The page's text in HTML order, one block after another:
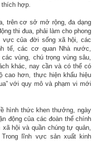
thích hợp.
trên cơ sở mở rộng, đa dạng
thi đua, phải làm cho phong
vực của đời sống xã hội, các
tế, các cơ quan Nhà nước,
vùng, chú trọng vùng sâu,
khác, nay cần và có thể có
cao hơn, thực hiện khẩu hiệu
với quy mô và phạm vi mới
hình thức khen thưởng, ngày
động của các đoàn thể chính
hội và quần chúng tự quản,
lĩnh vực sản xuất kinh